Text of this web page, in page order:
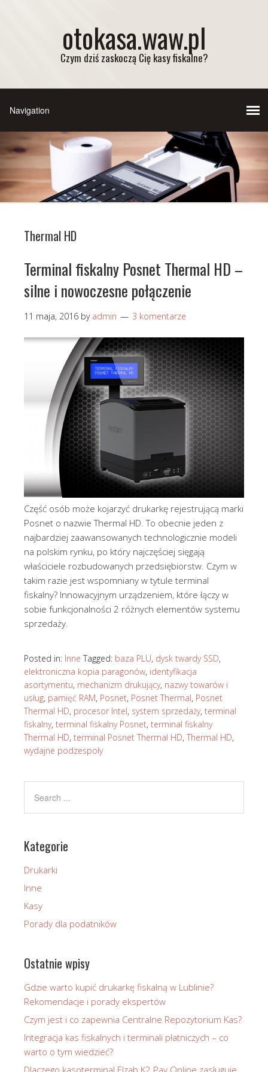
otokasa.waw.pl
Czym dziś zaskoczą Cię kasy fiskalne?
Thermal HD
Terminal fiskalny Posnet Thermal HD –
silne i nowoczesne połączenie
11 maja, 2016 by admin 3 komentarze
Część osób może kojarzyć drukarkę rejestrującą marki
Posnet o nazwie Thermal HD. To obecnie jeden z
najbardziej zaawansowanych technologicznie modeli
na polskim rynku, po który najczęściej sięgają
właściciele rozbudowanych przedsiębiorstw. Czym w
takim razie jest wspomniany w tytule terminal
fiskalny? Innowacyjnym urządzeniem, które łączy w
sobie funkcjonalności 2 różnych elementów systemu
sprzedaży.
Posted in: Inne Tagged: baza PLU, dysk twardy SSD,
elektroniczna kopia paragonów, identyfikacja
asortymentu, mechanizm drukujący, nazwy towarów i
usług, pamięć RAM, Posnet, Posnet Thermal, Posnet
Thermal HD, procesor Intel, system sprzedaży, terminal
fiskalny, terminal fiskalny Posnet, terminal fiskalny
Thermal HD, terminal Posnet Thermal HD, Thermal HD,
wydajne podzespoły
Kategorie
Drukarki
Inne
Kasy
Porady dla podatników
Ostatnie wpisy
Gdzie warto kupić drukarkę fiskalną w Lublinie?
Rekomendacje i porady ekspertów
Czym jest i co zapewnia Centralne Repozytorium Kas?
Integracja kas fiskalnych i terminali płatniczych – co
warto o tym wiedzieć?